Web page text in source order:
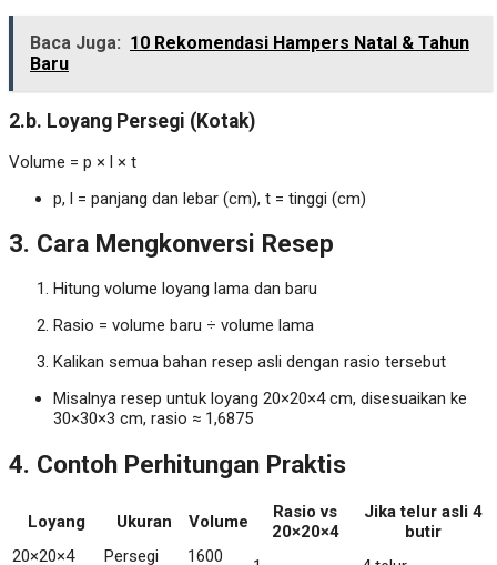
Baca Juga: 10 Rekomendasi Hampers Natal & Tahun
Baru
2.b. Loyang Persegi (Kotak)
Volume = p × l × t
p, l = panjang dan lebar (cm), t = tinggi (cm)
3. Cara Mengkonversi Resep
Hitung volume loyang lama dan baru
Rasio = volume baru ÷ volume lama
Kalikan semua bahan resep asli dengan rasio tersebut
Misalnya resep untuk loyang 20×20×4 cm, disesuaikan ke
30×30×3 cm, rasio ≈ 1,6875
4. Contoh Perhitungan Praktis
Loyang Ukuran Volume
Rasio vs
20×20×4
Jika telur asli 4
butir
20×20×4
Persegi
1600